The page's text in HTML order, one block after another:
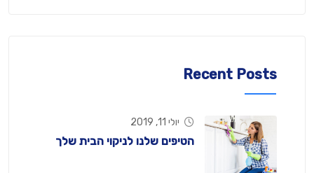
Recent Posts
יולי 11, 2019
הטיפים שלנו לניקוי הבית שלך